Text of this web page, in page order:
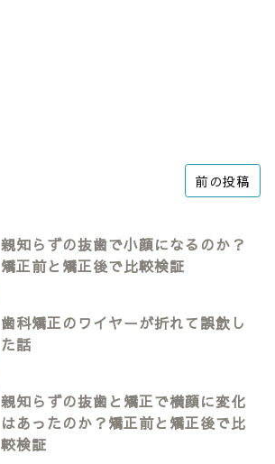
前の投稿
親知らずの抜歯で小顔になるのか？
矯正前と矯正後で比較検証
歯科矯正のワイヤーが折れて誤飲し
た話
親知らずの抜歯と矯正で横顔に変化
はあったのか？矯正前と矯正後で比
較検証